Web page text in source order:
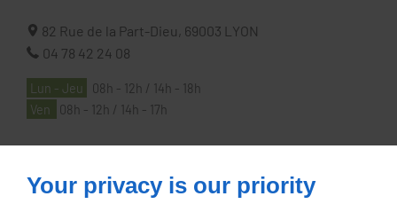
82 Rue de la Part-Dieu, 69003
LYON
04 78 42 24 08
Lun - Jeu
08h - 12h / 14h - 18h
Ven
08h - 12h / 14h - 17h
À PROPOS
Your privacy is our priority